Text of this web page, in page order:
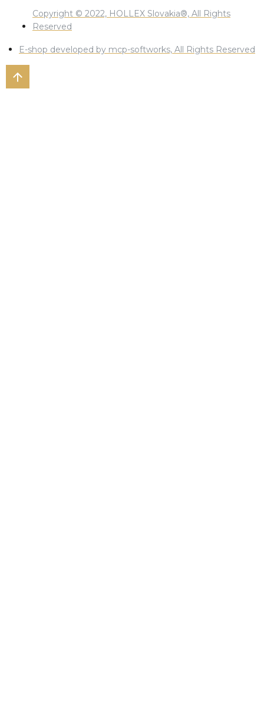
Copyright © 2022, HOLLEX Slovakia®, All Rights
Reserved
E-shop developed by mcp-softworks, All Rights Reserved